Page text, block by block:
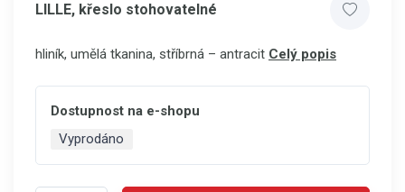
LILLE, křeslo stohovatelné
hliník, umělá tkanina, stříbrná – antracit Celý popis
Dostupnost na e-shopu
Vyprodáno